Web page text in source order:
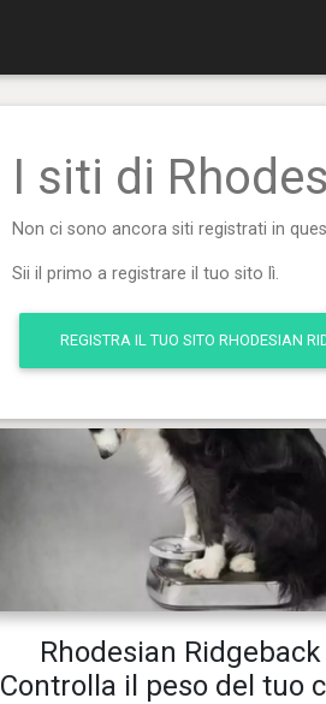
I siti di
Non ci sono ancora siti registrati in
Sii il primo a registrare il tuo sito lì.
REGISTRA IL TUO SITO RHODESIAN
Rhodesian Ridgeback
Controlla il peso del tuo